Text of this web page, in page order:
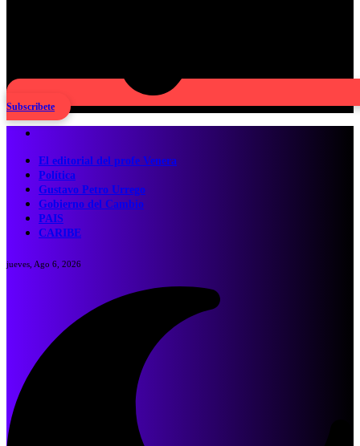
Subscribete
El editorial del profe Venera
Política
Gustavo Petro Urrego
Gobierno del Cambio
PAIS
CARIBE
jueves, Ago 6, 2026